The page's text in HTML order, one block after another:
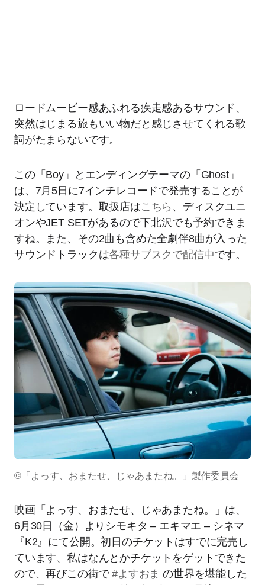
ロードムービー感あふれる疾走感あるサウンド、
突然はじまる旅もいい物だと感じさせてくれる歌
詞がたまらないです。
この「Boy」とエンディングテーマの「Ghost」
は、7月5日に7インチレコードで発売することが
決定しています。取扱店はこちら 、ディスクユニ
オンやJET SETがあるので下北沢でも予約できま
すね。また、その2曲も含めた全劇伴8曲が入った
サウンドトラックは各種サブスクで配信中です。
©「よっす、おまたせ、じゃあまたね。」製作委員会
映画「よっす、おまたせ、じゃあまたね。」は、
6月30日（金）よりシモキタ – エキマエ – シネマ
『K2』にて公開。初日のチケットはすでに完売し
ています、私はなんとかチケットをゲットできた
ので、再びこの街で#よすおま の世界を堪能した